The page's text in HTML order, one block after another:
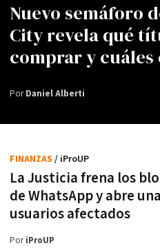
Nuevo semáforo
City revela qué
comprar y
PorDaniel Alberti
La Justicia frena los
de WhatsApp y abre
usuarios afectados
FINANZAS / iProUP
PoriProUP